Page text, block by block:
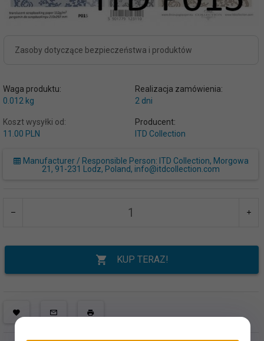
Zasoby dotyczące bezpieczeństwa i produktów
Waga produktu:
0.012 kg
Realizacja zamówienia:
2 dni
Koszt wysyłki od:
11.00 PLN
Producent:
ITD Collection
Manufacturer / Responsible Person: ITD Collection, Morgowa
21, 91-231 Lodz, Poland, info@itdcollection.com
KUP TERAZ!